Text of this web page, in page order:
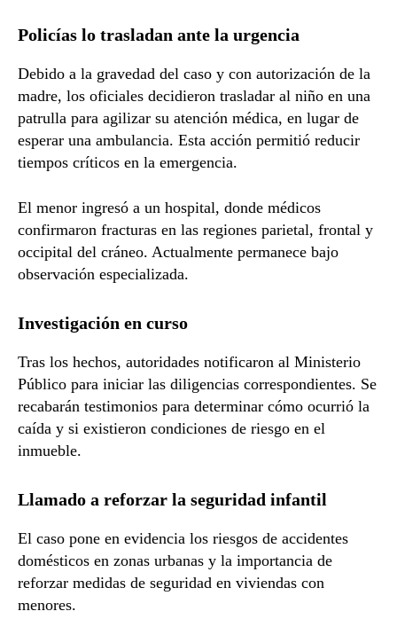
Policías lo trasladan ante la urgencia
Debido a la gravedad del caso y con autorización de la
madre, los oficiales decidieron trasladar al niño en una
patrulla para agilizar su atención médica, en lugar de
esperar una ambulancia. Esta acción permitió reducir
tiempos críticos en la emergencia.
El menor ingresó a un hospital, donde médicos
confirmaron fracturas en las regiones parietal, frontal y
occipital del cráneo. Actualmente permanece bajo
observación especializada.
Investigación en curso
Tras los hechos, autoridades notificaron al Ministerio
Público para iniciar las diligencias correspondientes. Se
recabarán testimonios para determinar cómo ocurrió la
caída y si existieron condiciones de riesgo en el
inmueble.
Llamado a reforzar la seguridad infantil
El caso pone en evidencia los riesgos de accidentes
domésticos en zonas urbanas y la importancia de
reforzar medidas de seguridad en viviendas con
menores.